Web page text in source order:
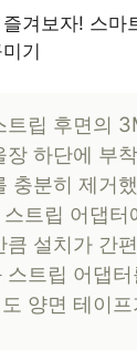
겨보자! 스마
기
트립 후면의
장 하단에 부
충분히 제거
트립 어댑터
큼 설치가 간
스트립 어댑
양면 테이